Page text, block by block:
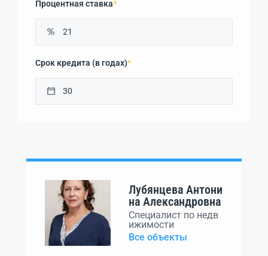
Процентная ставка*
Срок кредита (в годах)*
Лубянцева Антони
на Александровна
Специалист по недв
ижимости
Все объекты